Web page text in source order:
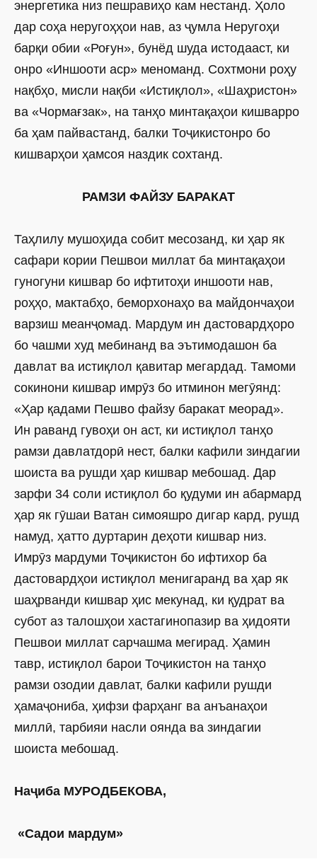
энергетика низ пешравиҳо кам нестанд. Ҳоло
дар соҳа неругоҳҳои нав, аз ҷумла Неругоҳи
барқи обии «Роғун», бунёд шуда истодааст, ки
онро «Иншооти аср» меноманд. Сохтмони роҳу
нақбҳо, мисли нақби «Истиқлол», «Шаҳристон»
ва «Чормағзак», на танҳо минтақаҳои кишварро
ба ҳам пайвастанд, балки Тоҷикистонро бо
кишварҳои ҳамсоя наздик сохтанд.
РАМЗИ ФАЙЗУ БАРАКАТ
Таҳлилу мушоҳида собит месозанд, ки ҳар як
сафари кории Пешвои миллат ба минтақаҳои
гуногуни кишвар бо ифтитоҳи иншооти нав,
роҳҳо, мактабҳо, беморхонаҳо ва майдончаҳои
варзиш меанҷомад. Мардум ин дастовардҳоро
бо чашми худ мебинанд ва эътимодашон ба
давлат ва истиқлол қавитар мегардад. Тамоми
сокинони кишвар имрӯз бо итминон мегӯянд:
«Ҳар қадами Пешво файзу баракат меорад».
Ин раванд гувоҳи он аст, ки истиқлол танҳо
рамзи давлатдорӣ нест, балки кафили зиндагии
шоиста ва рушди ҳар кишвар мебошад. Дар
зарфи 34 соли истиқлол бо қудуми ин абармард
ҳар як гӯшаи Ватан симояшро дигар кард, рушд
намуд, ҳатто дуртарин деҳоти кишвар низ.
Имрӯз мардуми Тоҷикистон бо ифтихор ба
дастовардҳои истиқлол менигаранд ва ҳар як
шаҳрванди кишвар ҳис мекунад, ки қудрат ва
субот аз талошҳои хастагинопазир ва ҳидояти
Пешвои миллат сарчашма мегирад. Ҳамин
тавр, истиқлол барои Тоҷикистон на танҳо
рамзи озодии давлат, балки кафили рушди
ҳамаҷониба, ҳифзи фарҳанг ва анъанаҳои
миллӣ, тарбияи насли оянда ва зиндагии
шоиста мебошад.
Наҷиба МУРОДБЕКОВА,
«Садои мардум»